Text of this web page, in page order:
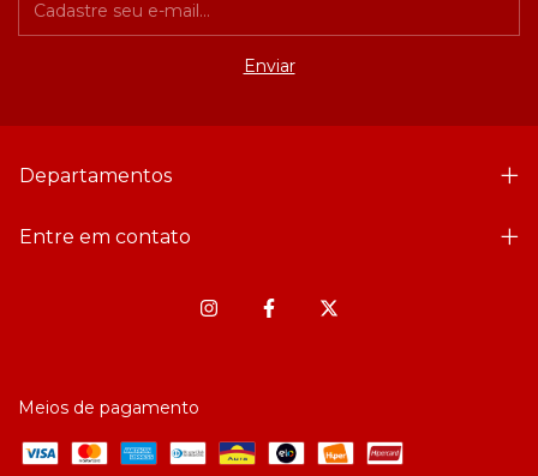
Departamentos
Entre em contato
Meios de pagamento